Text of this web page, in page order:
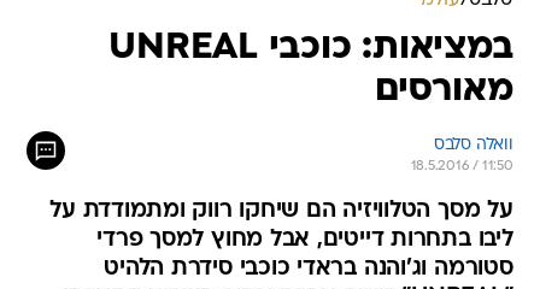
מאורסים
וואלה סלבס
על מסך הטלוויזיה הם שיחקו רווק ומתמודדת על
סטורמה וג'והנה בראדי כוכבי סידרת הלהיט
"UNREAL" מצאו אהבה ובסוף השבוע התארסו.
וואלה! סלבס הרווקה